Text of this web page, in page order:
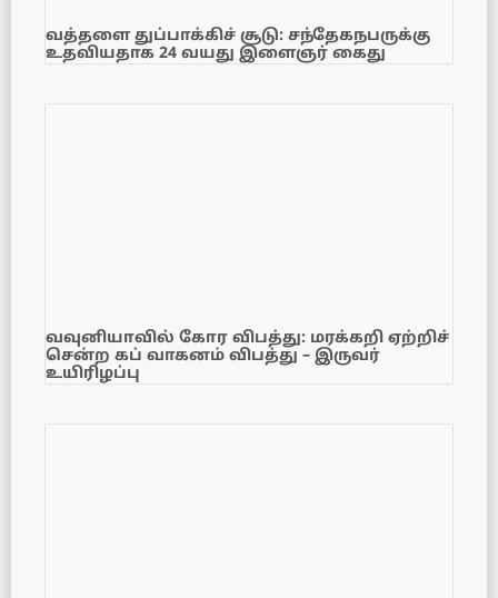
வத்தளை துப்பாக்கிச் சூடு: சந்தேகநபருக்கு
உதவியதாக 24 வயது இளைஞர் கைது
வவுனியாவில் கோர விபத்து: மரக்கறி ஏற்றிச்
சென்ற கப் வாகனம் விபத்து – இருவர்
உயிரிழப்பு